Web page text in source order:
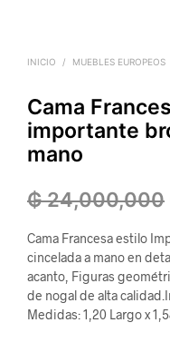
INICIO / MUEBLES EUROPEOS
Cama
importante
mano
₲24,000,000
Cama Francesa estilo
cincelada a mano en
acanto, Figuras
de nogal de alta
Medidas: 1,20 Largo x